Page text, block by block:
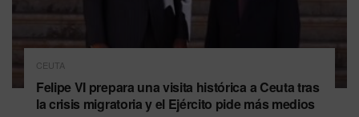
CEUTA
Felipe VI prepara una visita histórica a Ceuta tras
la crisis migratoria y el Ejército pide más medios